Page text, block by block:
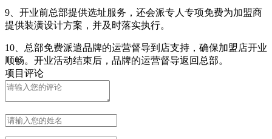
9、开业前总部提供选址服务，还会派专人专项免费为加盟商
提供装潢设计方案，并及时落实执行。
10、总部免费派遣品牌的运营督导到店支持，确保加盟店开业
顺畅。开业活动结束后，品牌的运营督导返回总部。
项目评论